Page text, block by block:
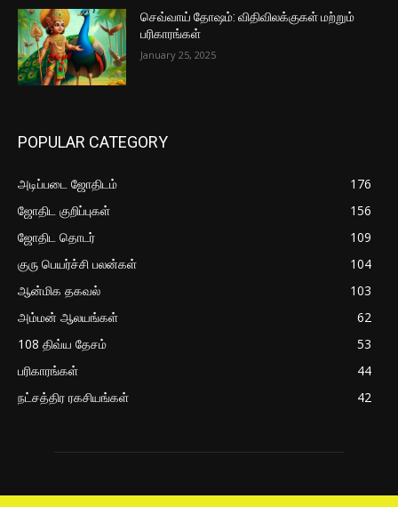
செவ்வாய் தோஷம்: விதிவிலக்குகள் மற்றும்
பரிகாரங்கள்
January 25, 2025
POPULAR CATEGORY
அடிப்படை ஜோதிடம்
176
ஜோதிட குறிப்புகள்
156
ஜோதிட தொடர்
109
குரு பெயர்ச்சி பலன்கள்
104
ஆன்மிக தகவல்
103
அம்மன் ஆலயங்கள்
62
108 திவ்ய தேசம்
53
பரிகாரங்கள்
44
நட்சத்திர ரகசியங்கள்
42